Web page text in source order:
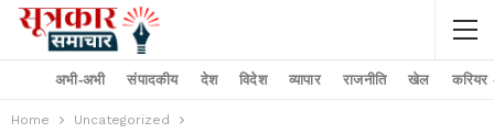
अभी-अभी संपादकीय देश विदेश व्यापार राजनीति खेल करियर
Home Uncategorized